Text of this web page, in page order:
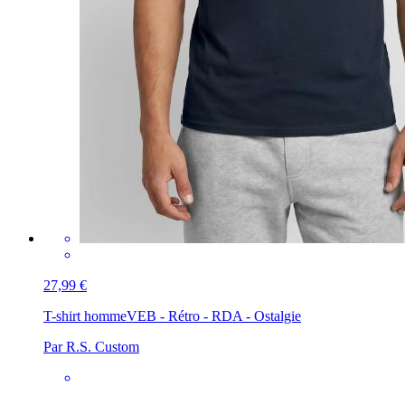
27,99 €
T-shirt hommeVEB - Rétro - RDA - Ostalgie
Par R.S. Custom